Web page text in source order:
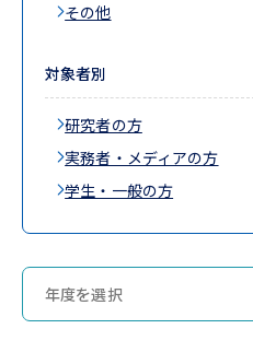
その他
対象者別
研究者の方
実務者・メディアの方
学生・一般の方